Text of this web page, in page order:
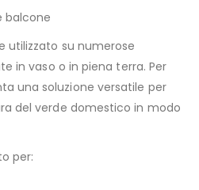
balcone
utilizzato su numerose
in vaso o in piena terra. Per
una soluzione versatile per
del verde domestico in modo
per: